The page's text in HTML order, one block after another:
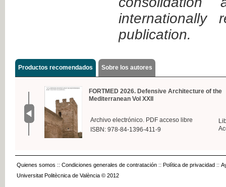
internationally
publication.
Productos recomendados Sobre los autores
FORTMED 2026. Defensive Architecture of the
Mediterranean Vol XXII
Archivo electrónico. PDF acceso libre
ISBN: 978-84-1396-411-9
Quienes somos :: Condiciones generales de contratación :: Política de privacidad ::
Universitat Politècnica de València © 2012